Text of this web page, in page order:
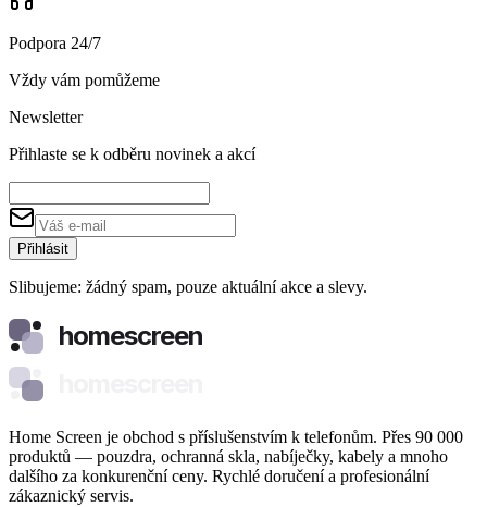
Podpora 24/7
Vždy vám pomůžeme
Newsletter
Přihlaste se k odběru novinek a akcí
Přihlásit
Slibujeme: žádný spam, pouze aktuální akce a slevy.
homescreen
Home Screen je obchod s příslušenstvím k telefonům. Přes 90 000
produktů — pouzdra, ochranná skla, nabíječky, kabely a mnoho
dalšího za konkurenční ceny. Rychlé doručení a profesionální
zákaznický servis.